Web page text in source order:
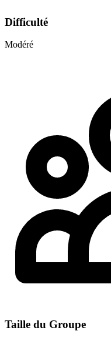
Difficulté
Modéré
Taille du Groupe